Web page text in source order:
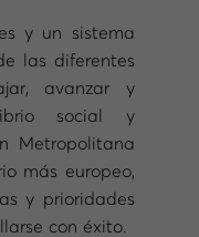
y un sistema
las diferentes
avanzar y
social y
Metropolitana
más europeo,
y prioridades
con éxito.